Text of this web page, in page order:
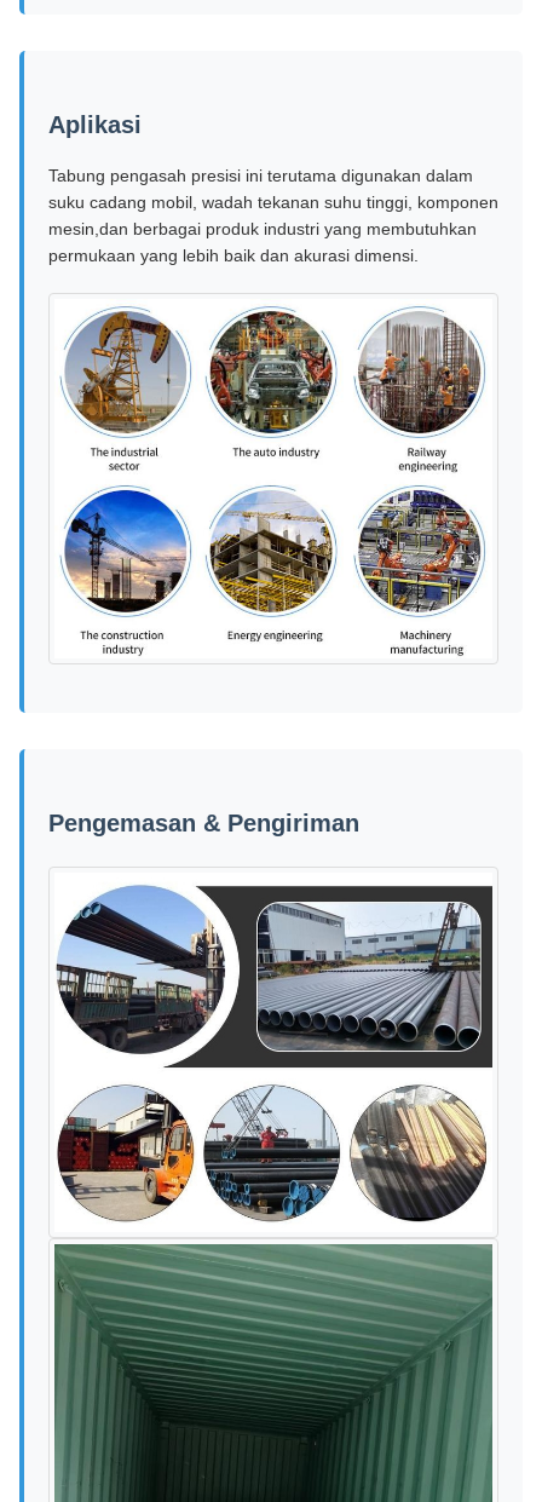
Aplikasi
Tabung pengasah presisi ini terutama digunakan dalam
suku cadang mobil, wadah tekanan suhu tinggi, komponen
mesin,dan berbagai produk industri yang membutuhkan
permukaan yang lebih baik dan akurasi dimensi.
Pengemasan & Pengiriman